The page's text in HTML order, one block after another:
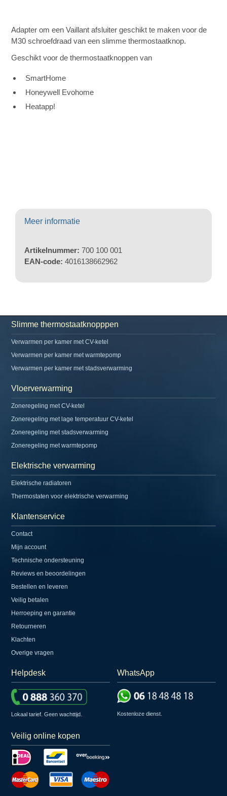
Adapter om een Vaillant afsluiter geschikt te maken voor de
M30 schroefdraad van een slimme thermostaatknop.
Geschikt voor de thermostaatknoppen van
SmartHome
Honeywell Evohome
Heatapp!
Meer informatie
Artikelnummer: 700 100 001
EAN-code: 4016138662962
Slimme thermostaatknopppen
Verwarmen per kamer met CV-ketel
Verwarmen per kamer met warmtepomp
Verwarmen per kamer met stadsverwarming
Vloerverwarming
Zoneregeling met CV-ketel
Zoneregeling met lage temperatuur CV-ketel
Zoneregeling met stadsverwarming
Zoneregeling met warmtepomp
Elektrische verwarming
Elektrische radiatoren
Thermostaten voor elektrische verwarming
Klantenservice
Contact
Mijn account
Technische ondersteuning
Reviews en beoordelingen
Bestellen en leveren
Veilig betalen
Herroeping en garantie
Retourneren
Klachten
Overige vragen
Helpdesk
Lokaal tarief. Geen wachttijd.
WhatsApp
Kostenloze dienst.
Veilig online kopen